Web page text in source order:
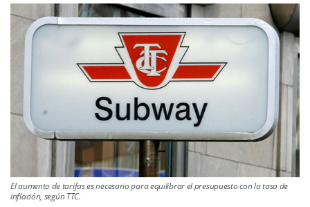
×
El aumento de tarifas es necesario para equilibrar el presupuesto con la tasa de
inflación, según TTC.